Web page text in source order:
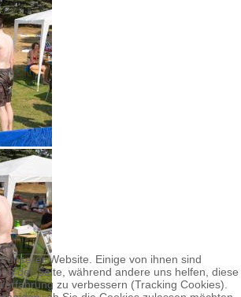
unserer Website. Einige von ihnen sind
der Seite, während andere uns helfen, diese
zu verbessern (Tracking Cookies).